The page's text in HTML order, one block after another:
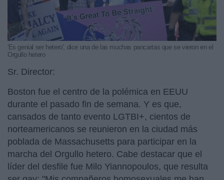
'Es genial ser hetero', dice una de las muchas pancartas que se vieron en el
Orgullo hetero
Sr. Director:
Boston fue el centro de la polémica en EEUU
durante el pasado fin de semana. Y es que,
cansados de tanto evento LGTBI+, cientos de
norteamericanos se reunieron en la ciudad más
poblada de Massachusetts para participar en la
marcha del Orgullo hetero. Cabe destacar que el
líder del desfile fue Milo Yiannopoulos, que resulta